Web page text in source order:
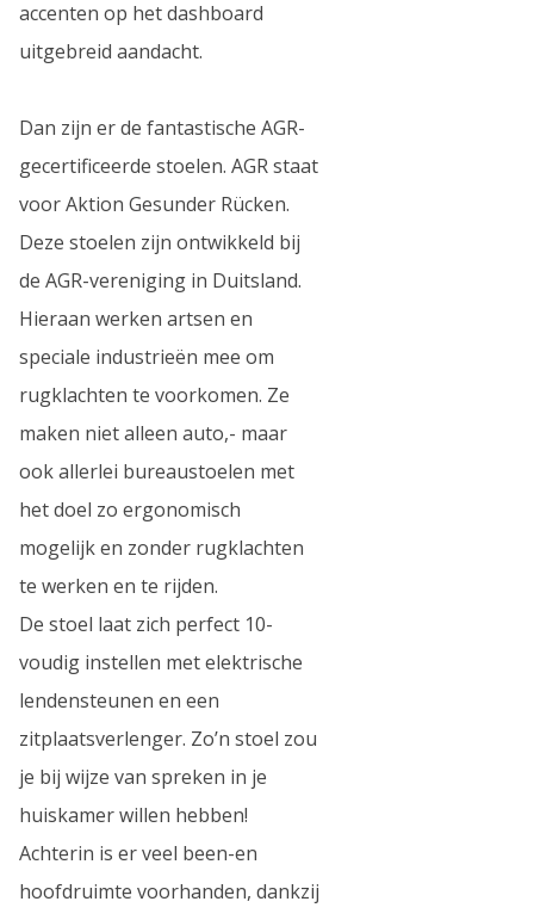
accenten op het dashboard
uitgebreid aandacht.
Dan zijn er de fantastische AGR-
gecertificeerde stoelen. AGR staat
voor Aktion Gesunder Rücken.
Deze stoelen zijn ontwikkeld bij
de AGR-vereniging in Duitsland.
Hieraan werken artsen en
speciale industrieën mee om
rugklachten te voorkomen. Ze
maken niet alleen auto,- maar
ook allerlei bureaustoelen met
het doel zo ergonomisch
mogelijk en zonder rugklachten
te werken en te rijden.
De stoel laat zich perfect 10-
voudig instellen met elektrische
lendensteunen en een
zitplaatsverlenger. Zo’n stoel zou
je bij wijze van spreken in je
huiskamer willen hebben!
Achterin is er veel been-en
hoofdruimte voorhanden, dankzij